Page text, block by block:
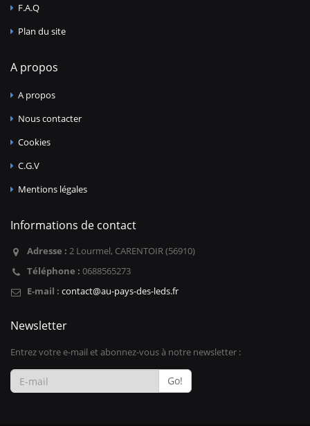
F.A.Q
Plan du site
A propos
A propos
Nous contacter
Cookies
C.G.V
Mentions légales
Informations de contact
Adresse : 2 Lourmel, CARENTOIR (56910)
Téléphone : 0688565273
E-mail : contact@au-pays-des-leds.fr
Newsletter
Entrez votre e-mail et abonnez-vous à notre newsletter :
Go!